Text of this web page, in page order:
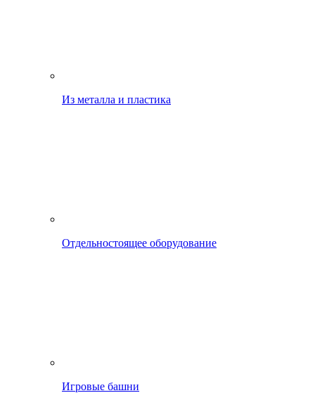
Из металла и пластика
Отдельностоящее оборудование
Игровые башни